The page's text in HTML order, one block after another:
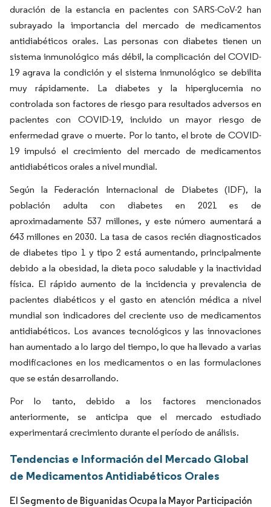
duración de la estancia en pacientes con SARS-CoV-2 han
subrayado la importancia del mercado de medicamentos
antidiabéticos orales. Las personas con diabetes tienen un
sistema inmunológico más débil, la complicación del COVID-
19 agrava la condición y el sistema inmunológico se debilita
muy rápidamente. La diabetes y la hiperglucemia no
controlada son factores de riesgo para resultados adversos en
pacientes con COVID-19, incluido un mayor riesgo de
enfermedad grave o muerte. Por lo tanto, el brote de COVID-
19 impulsó el crecimiento del mercado de medicamentos
antidiabéticos orales a nivel mundial.
Según la Federación Internacional de Diabetes (IDF), la
población adulta con diabetes en 2021 es de
aproximadamente 537 millones, y este número aumentará a
643 millones en 2030. La tasa de casos recién diagnosticados
de diabetes tipo 1 y tipo 2 está aumentando, principalmente
debido a la obesidad, la dieta poco saludable y la inactividad
física. El rápido aumento de la incidencia y prevalencia de
pacientes diabéticos y el gasto en atención médica a nivel
mundial son indicadores del creciente uso de medicamentos
antidiabéticos. Los avances tecnológicos y las innovaciones
han aumentado a lo largo del tiempo, lo que ha llevado a varias
modificaciones en los medicamentos o en las formulaciones
que se están desarrollando.
Por lo tanto, debido a los factores mencionados
anteriormente, se anticipa que el mercado estudiado
experimentará crecimiento durante el período de análisis.
Tendencias e Información del Mercado Global
de Medicamentos Antidiabéticos Orales
El Segmento de Biguanidas Ocupa la Mayor Participación